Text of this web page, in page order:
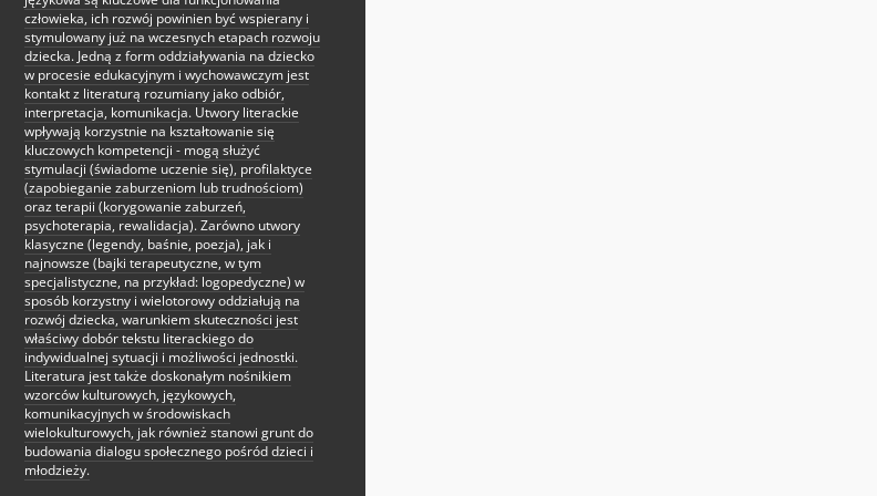
człowieka, ich rozwój powinien być wspierany i
stymulowany już na wczesnych etapach rozwoju
dziecka. Jedną z form oddziaływania na dziecko
w procesie edukacyjnym i wychowawczym jest
kontakt z literaturą rozumiany jako odbiór,
interpretacja, komunikacja. Utwory literackie
wpływają korzystnie na kształtowanie się
kluczowych kompetencji - mogą służyć
stymulacji (świadome uczenie się), profilaktyce
(zapobieganie zaburzeniom lub trudnościom)
oraz terapii (korygowanie zaburzeń,
psychoterapia, rewalidacja). Zarówno utwory
klasyczne (legendy, baśnie, poezja), jak i
najnowsze (bajki terapeutyczne, w tym
specjalistyczne, na przykład: logopedyczne) w
sposób korzystny i wielotorowy oddziałują na
rozwój dziecka, warunkiem skuteczności jest
właściwy dobór tekstu literackiego do
indywidualnej sytuacji i możliwości jednostki.
Literatura jest także doskonałym nośnikiem
wzorców kulturowych, językowych,
komunikacyjnych w środowiskach
wielokulturowych, jak również stanowi grunt do
budowania dialogu społecznego pośród dzieci i
młodzieży.